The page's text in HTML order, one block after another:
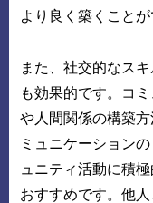
より良く築くことが
また、社交的なス
も効果的です。コ
や人間関係の構築
ミュニケーション
ュニティ活動に積
おすすめです。他